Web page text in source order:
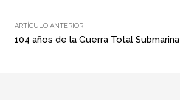
ARTÍCULO ANTERIOR
104 años de la Guerra Total Submarina